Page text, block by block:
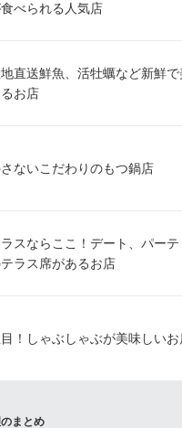
べられる人気店
直送鮮魚、活牡蠣など新鮮
お店
ないこだわりのもつ鍋店
スならここ！デート、パー
ラス席があるお店
！しゃぶしゃぶが美味しいお
まとめ